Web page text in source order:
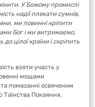
У Божому промислі
надії плекати сумнів,
ми повинні кріпити
Бог і ми витримаємо.
цілої країни і скріпить
взяти участь у
мощами
помазанні освяченим
Таїнства Покаяння.